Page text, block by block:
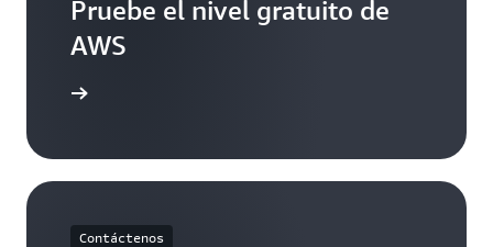
Pruebe el nivel gratuito de
AWS
Contáctenos